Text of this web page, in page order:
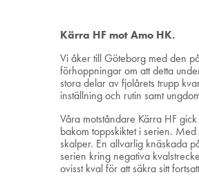
Kärra HF mot Amo HK.
Vi åker till Göteborg med den
förhoppningar om att detta
stora delar av fjolårets trupp
inställning och rutin samt
Våra motståndare Kärra HF
bakom toppskiktet i serien.
skalper. En allvarlig knäskada
serien kring negativa
ovisst kval för att säkra sitt